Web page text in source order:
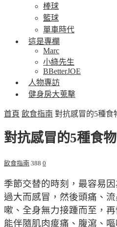
棒球
籃球
單車時代
這是專欄
Marc
小綠先生
BBetterJOE
人物專訪
健身房大蒐擊
首頁 飲食指南 對抗感冒的5種食
對抗感冒的5種食物
飲食指南 388 0
季節交替的時刻，最容易
過大而感冒，然後頭痛、
嗽、全身無力接踵而至，
能伴隨肌肉痠痛、腹瀉、